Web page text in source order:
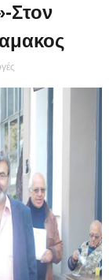
Στον